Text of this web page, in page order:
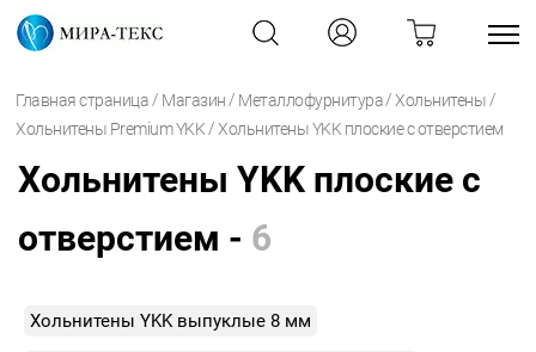
Главная страница / Магазин / Металлофурнитура /Хольнитены /
Хольнитены Premium YKK /Хольнитены YKK плоские с отверстием
Хольнитены YKK плоские с
отверстием - 6
Хольнитены YKK выпуклые 8 мм